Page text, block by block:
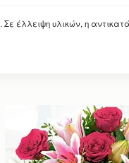
έλλειψη υλικών, η